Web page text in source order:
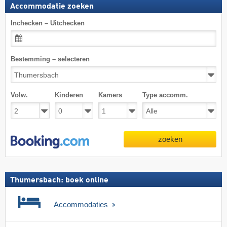
Accommodatie zoeken
Inchecken – Uitchecken
Bestemming – selecteren
Volw. Kinderen Kamers Type accomm.
zoeken
Thumersbach: boek online
Accommodaties